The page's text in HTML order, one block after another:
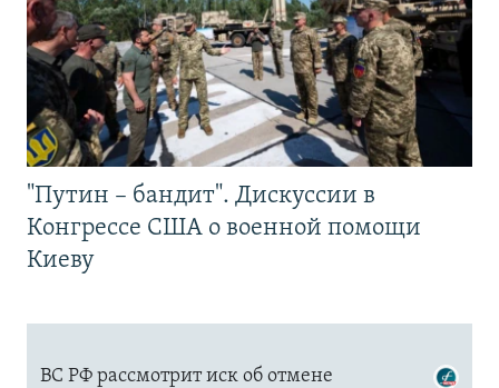
"Путин – бандит". Дискуссии в
Конгрессе США о военной помощи
Киеву